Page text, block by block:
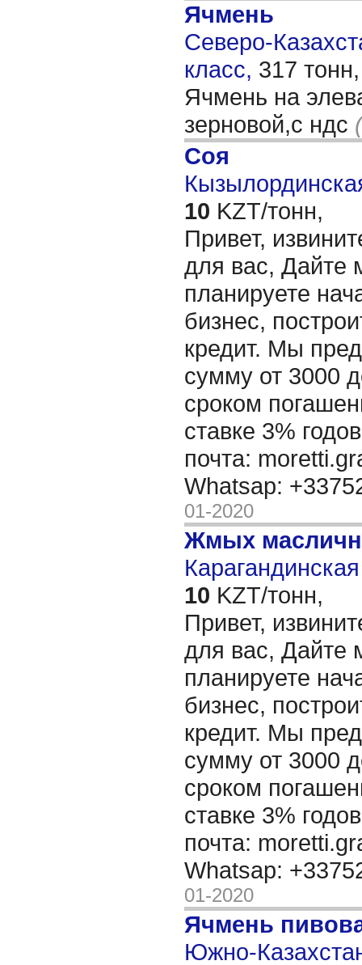
Ячмень
Северо-
класс, 317
Ячмень на
зерновой,с ндс
Соя
10 KZT/тонн,
Привет,
для вас, Дайте
планируете
бизнес,
кредит. Мы
сумму от 3000
сроком
ставке 3%
почта:
Whatsap:
01-2020
Жмых
10 KZT/тонн,
Привет,
для вас, Дайте
планируете
бизнес,
кредит. Мы
сумму от 3000
сроком
ставке 3%
почта:
Whatsap:
01-2020
Ячмень
Южно-